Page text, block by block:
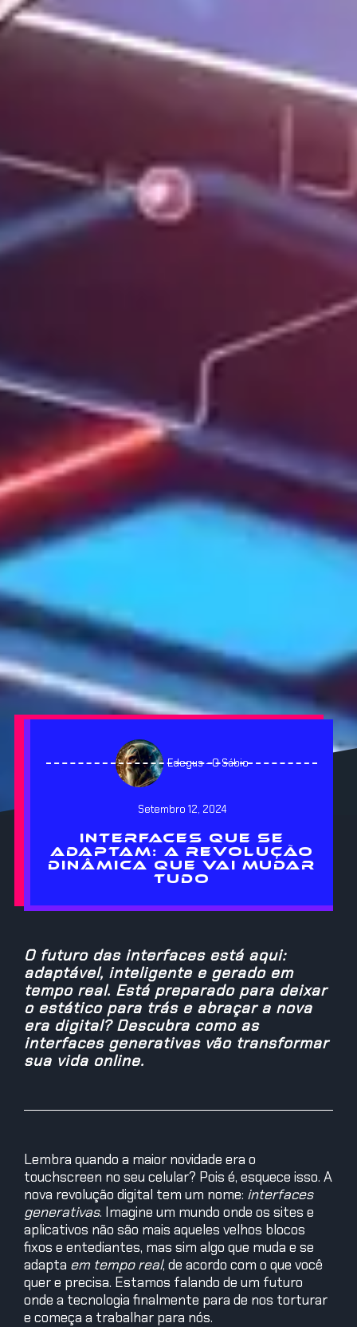
Edegus - O Sábio
Setembro 12, 2024
INTERFACES QUE SE
ADAPTAM: A REVOLUÇÃO
DINÂMICA QUE VAI MUDAR
TUDO
O futuro das interfaces está aqui:
adaptável, inteligente e gerado em
tempo real. Está preparado para deixar
o estático para trás e abraçar a nova
era digital? Descubra como as
interfaces generativas vão transformar
sua vida online.
Lembra quando a maior novidade era o
touchscreen no seu celular? Pois é, esquece isso. A
nova revolução digital tem um nome: interfaces
generativas. Imagine um mundo onde os sites e
aplicativos não são mais aqueles velhos blocos
fixos e entediantes, mas sim algo que muda e se
adapta em tempo real, de acordo com o que você
quer e precisa. Estamos falando de um futuro
onde a tecnologia finalmente para de nos torturar
e começa a trabalhar para nós.